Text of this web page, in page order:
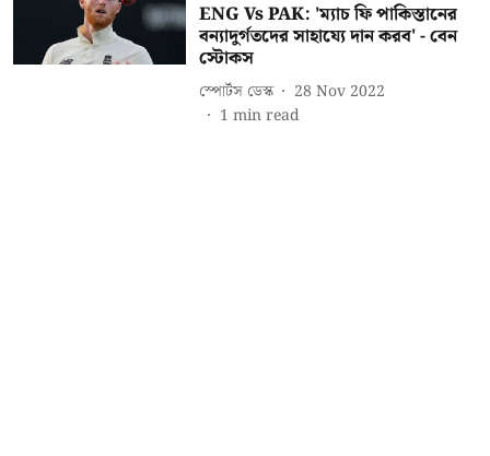
ENG Vs PAK: 'ম্যাচ ফি পাকিস্তানের
বন্যাদুর্গতদের সাহায্যে দান করব' - বেন
স্টোকস
স্পোর্টস ডেস্ক
28 Nov 2022
1 min read